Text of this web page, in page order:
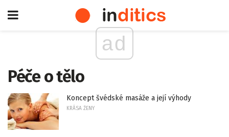
ad
Péče o tělo
Koncept švédské masáže a její výhody
KRÁSA ŽENY